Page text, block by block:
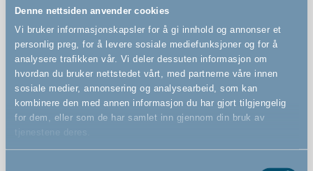
Denne nettsiden anvender cookies
Vi bruker informasjonskapsler for å gi innhold og annonser et
personlig preg, for å levere sosiale mediefunksjoner og for å
analysere trafikken vår. Vi deler dessuten informasjon om
hvordan du bruker nettstedet vårt, med partnerne våre innen
sosiale medier, annonsering og analysearbeid, som kan
kombinere den med annen informasjon du har gjort tilgjengelig
for dem, eller som de har samlet inn gjennom din bruk av
tjenestene deres.
Forhindrer døren i å åpne begge veier
Fjernes lett ved å trå på den ene side av dørstoppen
Testet fri for giftige stoffer som ftalater, BPA og PVC
Emballasjen er 100 % biologisk nedbrytbar og 100 %
Cradle to Cradle-sertifisert